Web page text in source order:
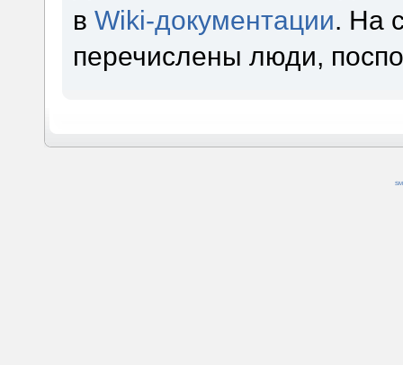
вWiki-документации. На
перечислены люди,